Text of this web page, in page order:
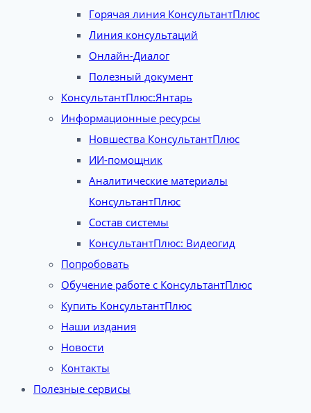
Горячая линия КонсультантПлюс
Линия консультаций
Онлайн-Диалог
Полезный документ
КонсультантПлюс:Янтарь
Информационные ресурсы
Новшества КонсультантПлюс
ИИ-помощник
Аналитические материалы
КонсультантПлюс
Состав системы
КонсультантПлюс: Видеогид
Попробовать
Обучение работе с КонсультантПлюс
Купить КонсультантПлюс
Наши издания
Новости
Контакты
Полезные сервисы